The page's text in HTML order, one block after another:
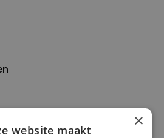
×
website maakt